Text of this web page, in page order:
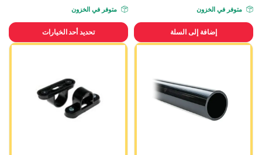
متوفر في الخزون
إضافة إلى السلة
متوفر في الخزون
تحديد أحد الخيارات